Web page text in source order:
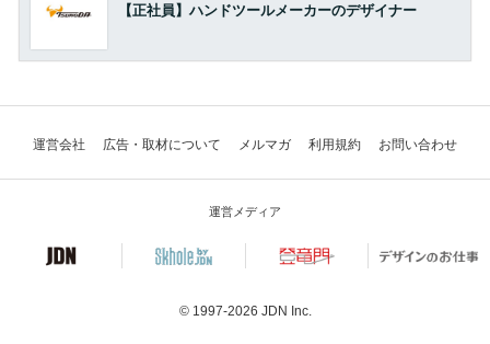
【正社員】ハンドツールメーカーのデザイナー
運営会社 広告・取材について メルマガ 利用規約 お問い合わせ
運営メディア
© 1997-2026 JDN Inc.